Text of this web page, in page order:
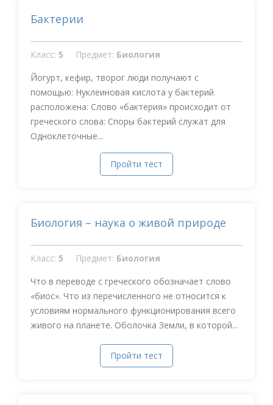
Бактерии
Класс: 5 Предмет: Биология
Йогурт, кефир, творог люди получают с
помощью: Нуклеиновая кислота у бактерий
расположена: Слово «бактерия» происходит от
греческого слова: Споры бактерий служат для
Одноклеточные...
Пройти тест
Биология – наука о живой природе
Класс: 5 Предмет: Биология
Что в переводе с греческого обозначает слово
«биос». Что из перечисленного не относится к
условиям нормального функционирования всего
живого на планете. Оболочка Земли, в которой...
Пройти тест